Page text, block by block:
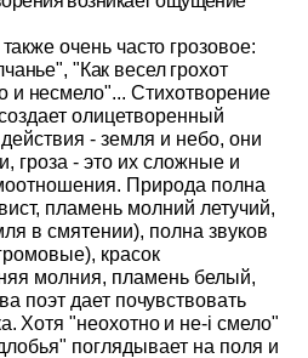
очень часто грозовое:
"Как весел грохот
и не­смело"... Стихотворение
олицетво­ренный
- земля и небо, они
гроза - это их сложные и
Природа полна
пла­мень молний летучий,
в смятении), полна звуков
красок
молния, пламень белый,
поэт дает почувствовать
Хотя "неохотно и не-i смело"
поглядывает на поля и